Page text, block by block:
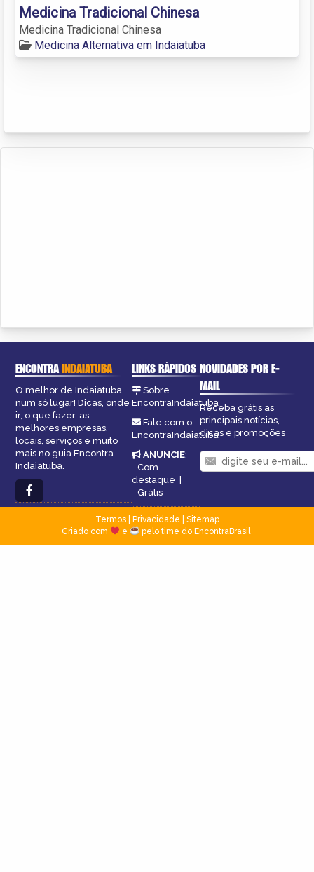
Medicina Tradicional Chinesa
Medicina Tradicional Chinesa
Medicina Alternativa em Indaiatuba
ENCONTRAINDAIATUBA
O melhor de Indaiatuba
num só lugar! Dicas, onde
ir, o que fazer, as
melhores empresas,
locais, serviços e muito
mais no guia Encontra
Indaiatuba.
LINKS RÁPIDOS
Sobre
EncontraIndaiatuba
Fale com o
EncontraIndaiatuba
ANUNCIE:
Com
destaque |
Grátis
NOVIDADES POR E-
MAIL
Receba grátis as
principais notícias,
dicas e promoções
Termos| Privacidade
Sitemap
Criado com
e pelo time do EncontraBrasil